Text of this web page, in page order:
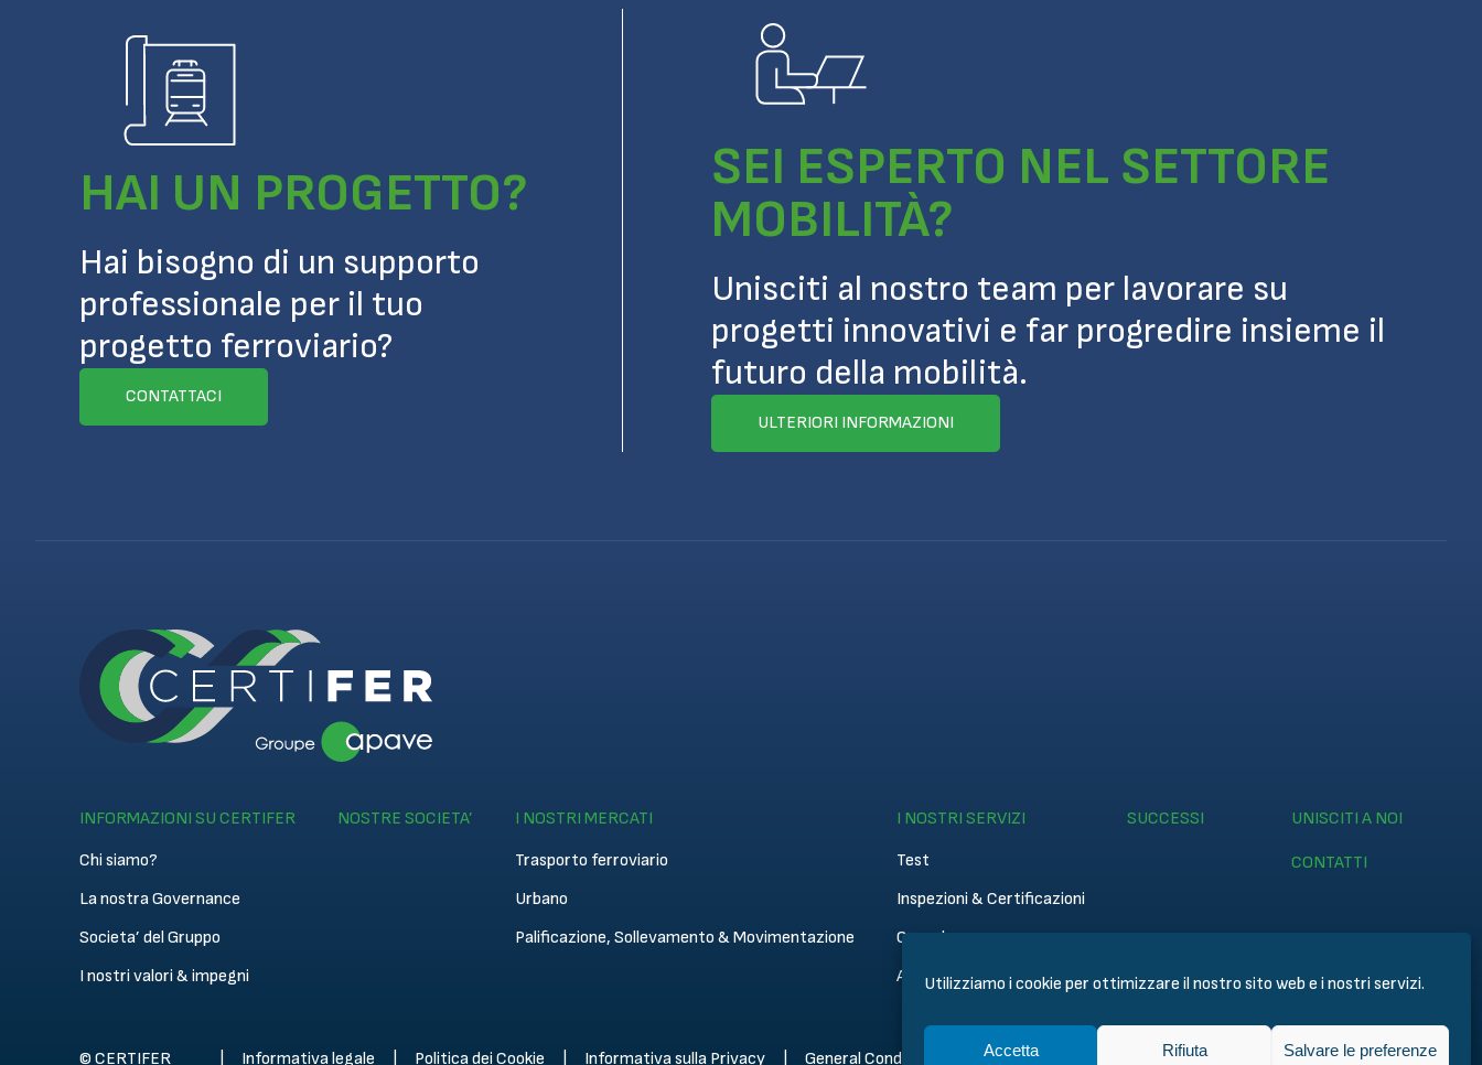
Utilizziamo i cookie per ottimizzare il nostro sito web e i nostri servizi.
Accetta Rifiuta Salvare le preferenze
HAI UN PROGETTO?
Hai bisogno di un supporto
professionale per il tuo
progetto ferroviario?
CONTATTACI
SEI ESPERTO NEL SETTORE
MOBILITÀ?
Unisciti al nostro team per lavorare su
progetti innovativi e far progredire insieme il
futuro della mobilità.
ULTERIORI INFORMAZIONI
INFORMAZIONI SU CERTIFER
Chi siamo?
La nostra Governance
Societa’ del Gruppo
I nostri valori & impegni
NOSTRE SOCIETA’
I NOSTRI MERCATI
Trasporto ferroviario
Urbano
Palificazione, Sollevamento & Movimentazione
I NOSTRI SERVIZI
Test
Inspezioni & Certificazioni
Consulenza
Academy
SUCCESSI UNISCITI A NOI
CONTATTI
© CERTIFER Informativa legale Politica dei Cookie Informativa sulla Privacy General Conditions of Sales